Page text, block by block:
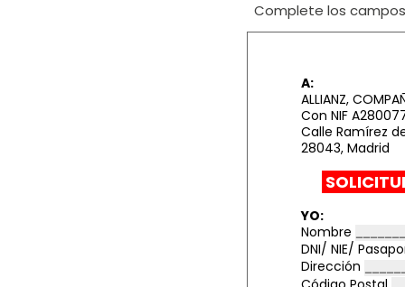
Complete los
A:
ALLIANZ,
Con NIF
Calle Ramírez
28043, Madrid
YO:
Nombre
DNI/ NIE/
Dirección